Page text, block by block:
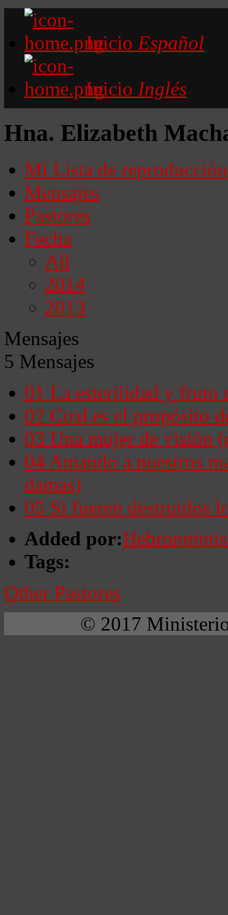
Inicio Español
Inicio Inglés
Hna. Elizabeth
Mi Lista de reproducción
Mensajes
Pastores
Fecha
All
2014
2013
Mensajes
5 Mensajes
01 La esterilidad y fruto
02 Cual es el propósito
03 Una mujer de visión
04 Amando a nuestros
damas)
05 Si fueren destruidos
Added por:
Tags:
Other Pastores
© 2017